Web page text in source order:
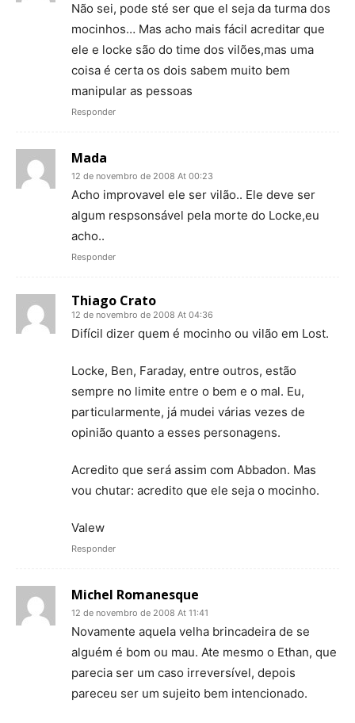
Não sei, pode sté ser que el seja da turma dos
mocinhos… Mas acho mais fácil acreditar que
ele e locke são do time dos vilões,mas uma
coisa é certa os dois sabem muito bem
manipular as pessoas
Responder
Mada
12 de novembro de 2008 At 00:23
Acho improvavel ele ser vilão.. Ele deve ser
algum respsonsável pela morte do Locke,eu
acho..
Responder
Thiago Crato
12 de novembro de 2008 At 04:36
Difícil dizer quem é mocinho ou vilão em Lost.
Locke, Ben, Faraday, entre outros, estão
sempre no limite entre o bem e o mal. Eu,
particularmente, já mudei várias vezes de
opinião quanto a esses personagens.
Acredito que será assim com Abbadon. Mas
vou chutar: acredito que ele seja o mocinho.
Valew
Responder
Michel Romanesque
12 de novembro de 2008 At 11:41
Novamente aquela velha brincadeira de se
alguém é bom ou mau. Ate mesmo o Ethan, que
parecia ser um caso irreversível, depois
pareceu ser um sujeito bem intencionado.